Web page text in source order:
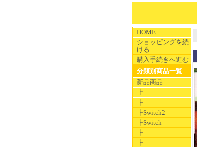
HOME
ショッピングを続
ける
購入手続きへ進む
分類別商品一覧
新品商品
┣
┣
┣Switch2
┣Switch
┣
┣